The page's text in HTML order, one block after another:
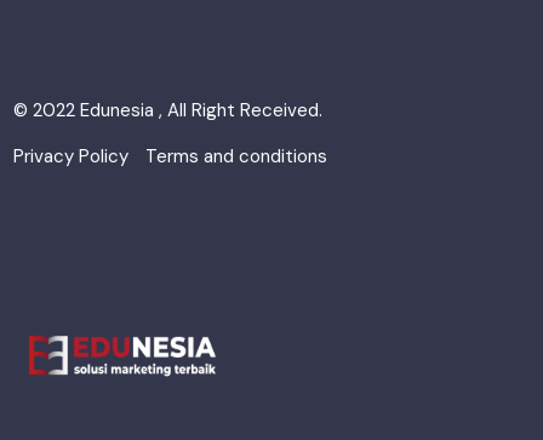
© 2022 Edunesia , All Right Received.
Privacy Policy
Terms and conditions